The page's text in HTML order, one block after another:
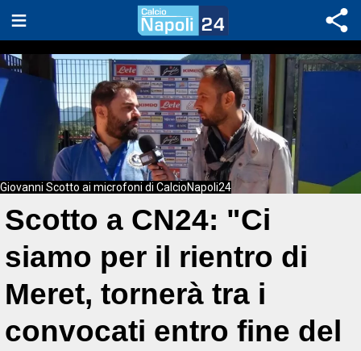
Giovanni Scotto ai microfoni di CalcioNapoli24
Scotto a CN24: "Ci
siamo per il rientro di
Meret, tornerà tra i
convocati entro fine del